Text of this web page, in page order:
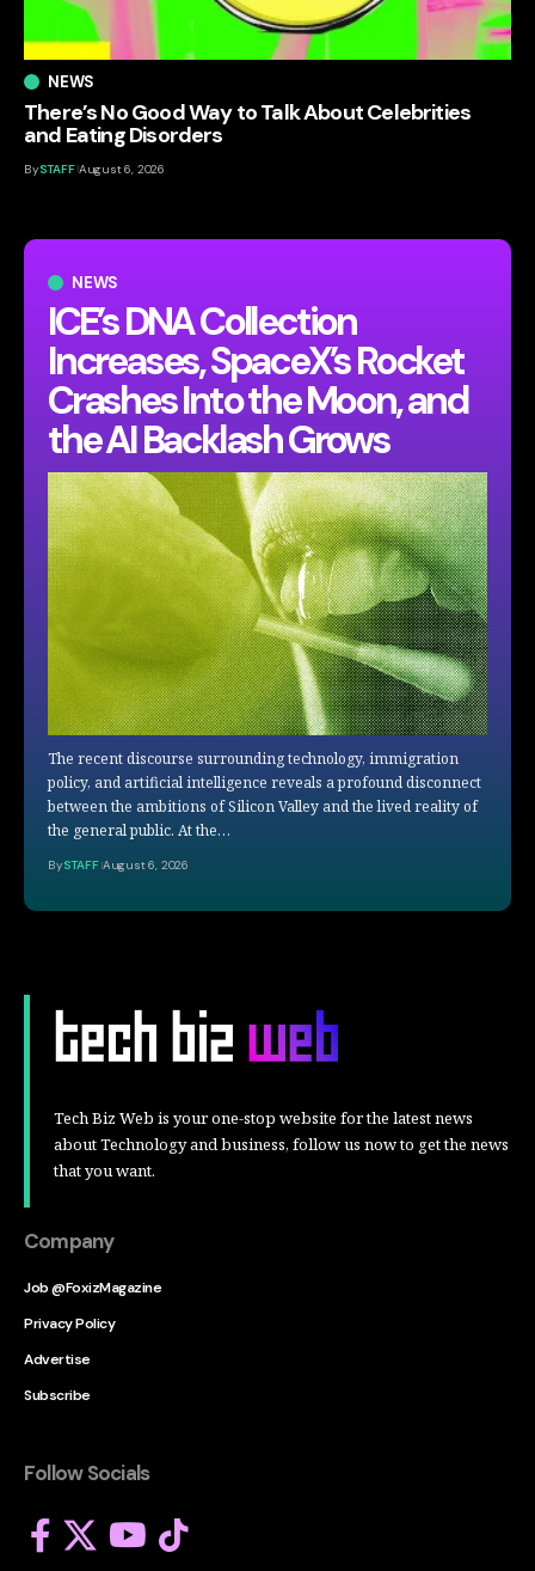
NEWS
ICE’s DNA Collection
Increases, SpaceX’s Rocket
Crashes Into the Moon, and
the AI Backlash Grows
The recent discourse surrounding technology, immigration
policy, and artificial intelligence reveals a profound disconnect
between the ambitions of Silicon Valley and the lived reality of
the general public. At the…
BySTAFF August 6, 2026
NEWS
There’s No Good Way to Talk About Celebrities
and Eating Disorders
BySTAFF August 6, 2026
Tech Biz Web is your one-stop website for the latest news
about Technology and business, follow us now to get the news
that you want.
Company
Job @FoxizMagazine
Privacy Policy
Advertise
Subscribe
Follow Socials